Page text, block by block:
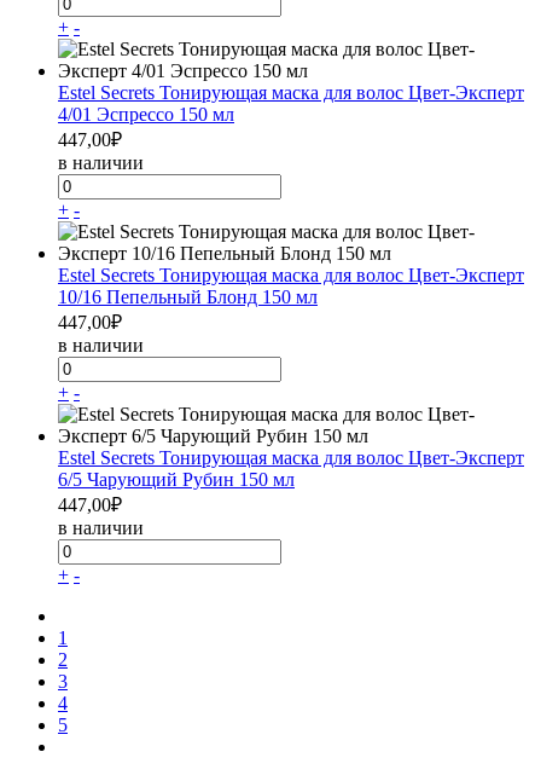
+ -
Estel Secrets Тонирующая маска для волос Цвет-Эксперт
4/01 Эспрессо 150 мл
447,00₽
в наличии
+ -
Estel Secrets Тонирующая маска для волос Цвет-Эксперт
10/16 Пепельный Блонд 150 мл
447,00₽
в наличии
+ -
Estel Secrets Тонирующая маска для волос Цвет-Эксперт
6/5 Чарующий Рубин 150 мл
447,00₽
в наличии
+ -
1
2
3
4
5